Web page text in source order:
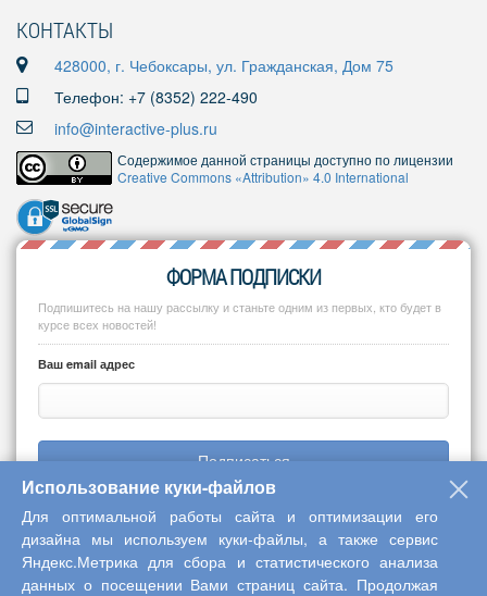
КОНТАКТЫ
428000, г. Чебоксары, ул. Гражданская, Дом 75
Телефон: +7 (8352) 222-490
info@interactive-plus.ru
Содержимое данной страницы доступно по лицензии
Creative Commons «Attribution» 4.0 International
ФОРМА ПОДПИСКИ
Подпишитесь на нашу рассылку и станьте одним из первых, кто будет в
курсе всех новостей!
Ваш email адрес
Подписаться
Copyright © 2013-2026 Центр научного сотрудничества «Интерактив
Использование куки-файлов
Для оптимальной работы сайта и оптимизации его
дизайна мы используем куки-файлы, а также сервис
Яндекс.Метрика для сбора и статистического анализа
данных о посещении Вами страниц сайта. Продолжая